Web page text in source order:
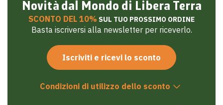
Novità dal Mondo di Libera Terra
SCONTO DEL 10% SUL TUO PROSSIMO ORDINE
Basta iscriversi alla newsletter per riceverlo.
Iscriviti e ricevi lo sconto
Condizioni di utilizzo dello sconto